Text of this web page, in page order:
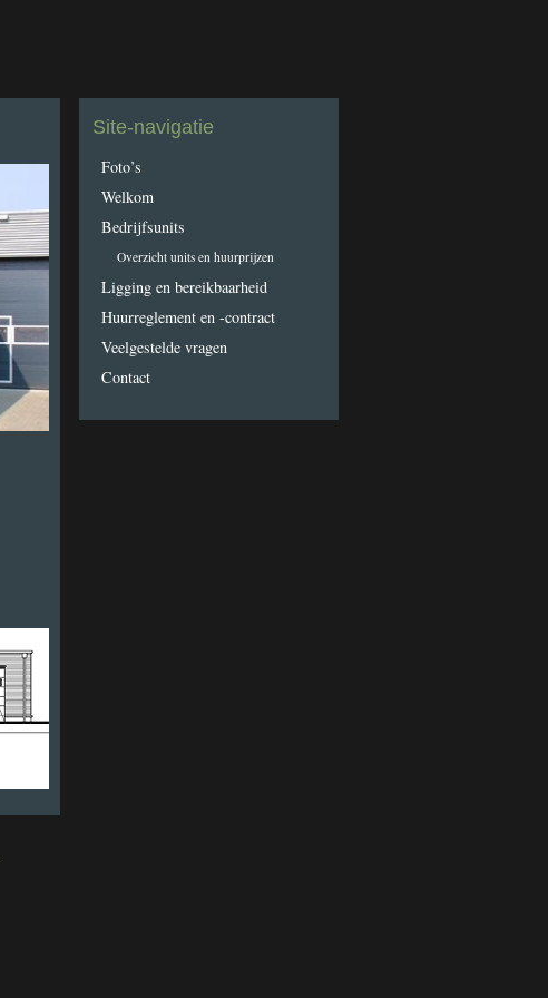
Site-navigatie
Foto’s
Welkom
Bedrijfsunits
Overzicht units en huurprijzen
Ligging en bereikbaarheid
Huurreglement en -contract
Veelgestelde vragen
Contact